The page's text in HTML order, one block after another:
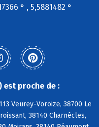
° , 5,5881482 °
est proche de :
Veurey-Voroize, 38700 Le
38140 Charnècles,